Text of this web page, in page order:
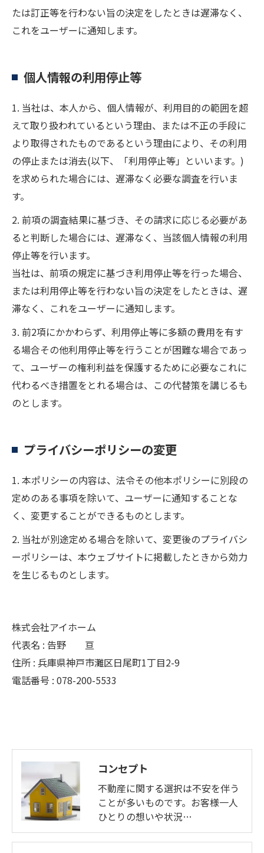
たは訂正等を行わない旨の決定をしたときは遅滞なく、
これをユーザーに通知します。
個人情報の利用停止等
1. 当社は、本人から、個人情報が、利用目的の範囲を超
えて取り扱われているという理由、または不正の手段に
より取得されたものであるという理由により、その利用
の停止または消去(以下、「利用停止等」といいます。)
を求められた場合には、遅滞なく必要な調査を行いま
す。
2. 前項の調査結果に基づき、その請求に応じる必要があ
ると判断した場合には、遅滞なく、当該個人情報の利用
停止等を行います。
当社は、前項の規定に基づき利用停止等を行った場合、
または利用停止等を行わない旨の決定をしたときは、遅
滞なく、これをユーザーに通知します。
3. 前2項にかかわらず、利用停止等に多額の費用を有す
る場合その他利用停止等を行うことが困難な場合であっ
て、ユーザーの権利利益を保護するために必要なこれに
代わるべき措置をとれる場合は、この代替策を講じるも
のとします。
プライバシーポリシーの変更
1. 本ポリシーの内容は、法令その他本ポリシーに別段の
定めのある事項を除いて、ユーザーに通知することな
く、変更することができるものとします。
2. 当社が別途定める場合を除いて、変更後のプライバシ
ーポリシーは、本ウェブサイトに掲載したときから効力
を生じるものとします。
株式会社アイホーム
代表名 : 告野 亘
住所 : 兵庫県神戸市灘区日尾町1丁目2-9
電話番号 : 078-200-5533
コンセプト
不動産に関する選択は不安を伴う
ことが多いものです。お客様一人
ひとりの想いや状況…